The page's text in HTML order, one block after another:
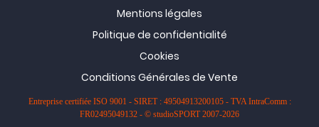
Mentions légales
Politique de confidentialité
Cookies
Conditions Générales de Vente
Entreprise certifiée ISO 9001 - SIRET : 49504913200105 - TVA IntraComm :
FR02495049132 - © studioSPORT 2007-2026